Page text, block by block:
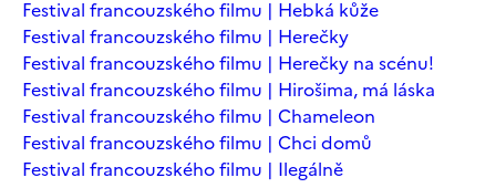
Festival francouzského filmu | Hebká kůže
Festival francouzského filmu | Herečky
Festival francouzského filmu | Herečky na scénu!
Festival francouzského filmu | Hirošima, má láska
Festival francouzského filmu | Chameleon
Festival francouzského filmu | Chci domů
Festival francouzského filmu | Ilegálně